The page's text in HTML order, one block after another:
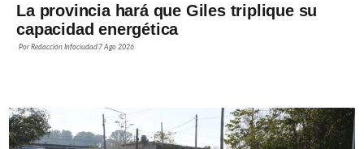
La provincia hará que Giles triplique su
capacidad energética
PorRedacción Infociudad 7 Ago 2026